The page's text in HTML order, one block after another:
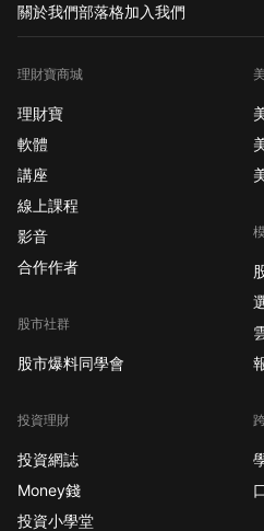
關於我們部落格加入我們
理財寶商城
理財寶
軟體
講座
線上課程
影音
合作作者
股市社群
股市爆料同學會
投資理財
投資網誌
Money錢
投資小學堂